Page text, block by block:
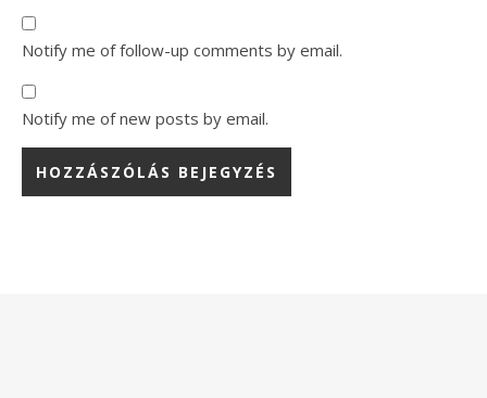
Notify me of follow-up comments by email.
Notify me of new posts by email.